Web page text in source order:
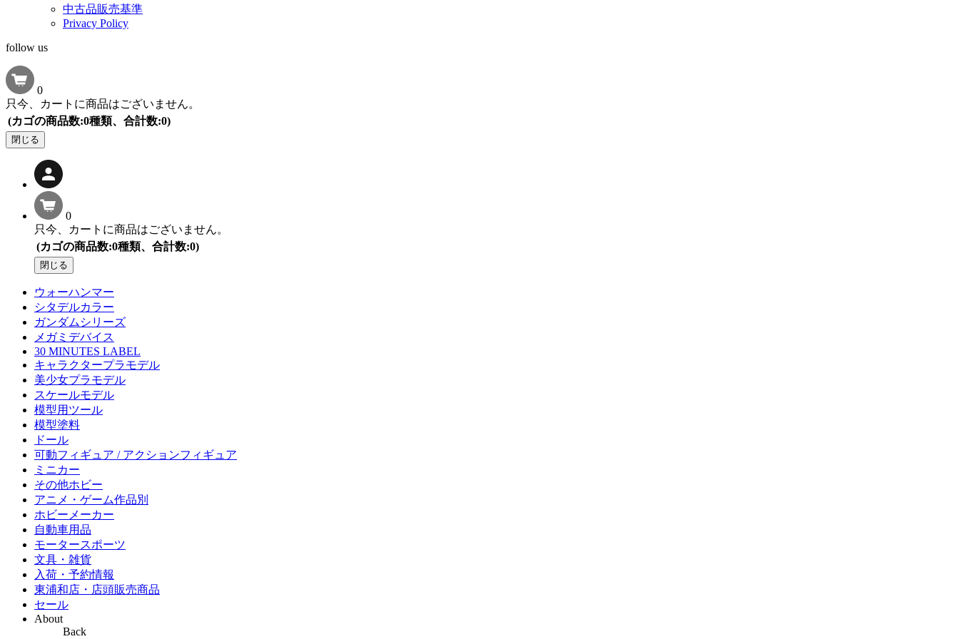
中古品販売基準
Privacy Policy
follow us
0
只今、カートに商品はございません。
(カゴの商品数:0種類、合計数:0)
閉じる
0
只今、カートに商品はございません。
(カゴの商品数:0種類、合計数:0)
閉じる
ウォーハンマー
シタデルカラー
ガンダムシリーズ
メガミデバイス
30 MINUTES LABEL
キャラクタープラモデル
美少女プラモデル
スケールモデル
模型用ツール
模型塗料
ドール
可動フィギュア / アクションフィギュア
ミニカー
その他ホビー
アニメ・ゲーム作品別
ホビーメーカー
自動車用品
モータースポーツ
文具・雑貨
入荷・予約情報
東浦和店・店頭販売商品
セール
About
Back